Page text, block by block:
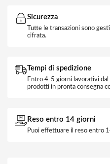
Sicurezza
Tutte le transazioni sono
cifrata.
Tempi di spedizione
Entro 4-5 giorni lavorativi
prodotti in pronta consegna
Reso entro 14 giorni
Puoi effettuare il reso entro